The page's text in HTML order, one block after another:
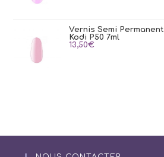
Vernis Semi Permanent
Kodi P50 7ml
13,50€